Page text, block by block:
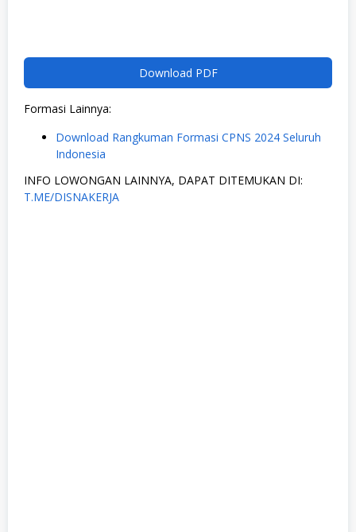
Download PDF
Formasi Lainnya:
Download Rangkuman Formasi CPNS 2024 Seluruh
Indonesia
INFO LOWONGAN LAINNYA, DAPAT DITEMUKAN DI:
T.ME/DISNAKERJA